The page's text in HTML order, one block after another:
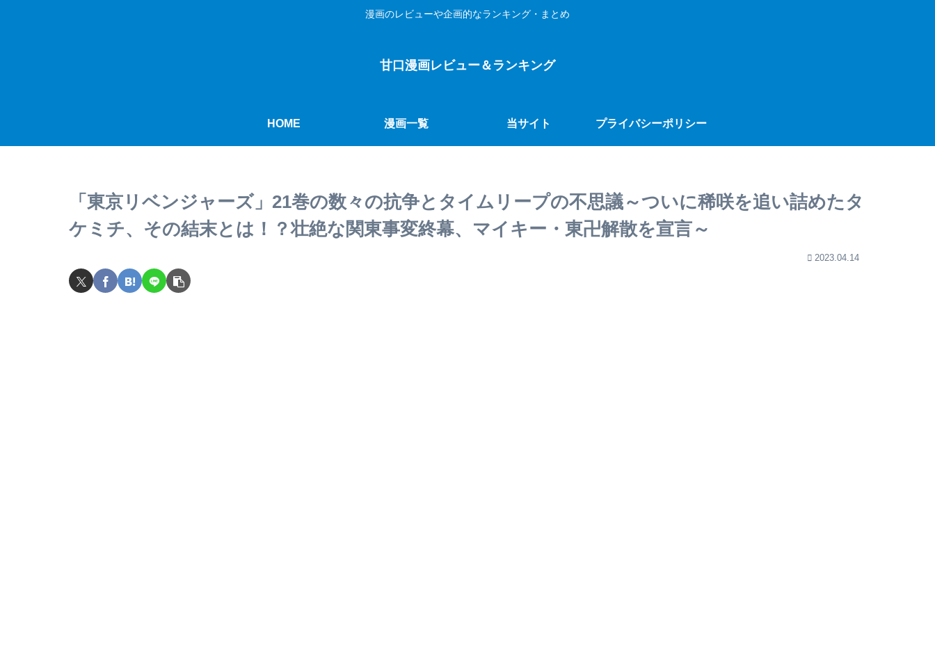
漫画のレビューや企画的なランキング・まとめ
甘口漫画レビュー＆ランキング
HOME 漫画一覧 当サイト プライバシーポリシー
「東京リベンジャーズ」21巻の数々の抗争とタイムリープの不思議～ついに稀咲を追い詰めたタ
ケミチ、その結末とは！？壮絶な関東事変終幕、マイキー・東卍解散を宣言～
2023.04.14